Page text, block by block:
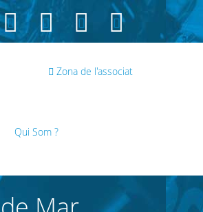
Zona de l'associat
Qui Som ?